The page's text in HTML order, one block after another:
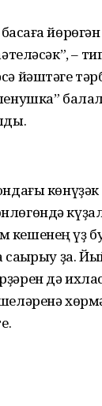
–
йәштәге
үҙ
саҡырыу ҙа.
дә